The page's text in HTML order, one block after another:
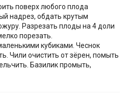
поверх любого плода
надрез, обдать крутым
Разрезать плоды на 4 доли
порезать.
кубиками. Чеснок
Чили очистить от зёрен, помыть
Базилик промыть,